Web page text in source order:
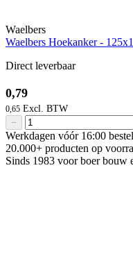
Waelbers
Waelbers Hoekanker -
Direct leverbaar
0,79
0,65
−
Werkdagen vóór 16:00
20.000+ producten op
Sinds 1983 voor boerbouw